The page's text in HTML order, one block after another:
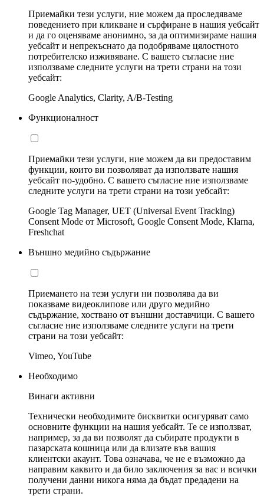
Приемайки тези услуги, ние можем да проследяваме
поведението при кликване и сърфиране в нашия уебсайт
и да го оценяваме анонимно, за да оптимизираме нашия
уебсайт и непрекъснато да подобряваме цялостното
потребителско изживяване. С вашето съгласие ние
използваме следните услуги на трети страни на този
уебсайт:
Google Analytics, Clarity, A/B-Testing
Функционалност
Приемайки тези услуги, ние можем да ви предоставим
функции, които ви позволяват да използвате нашия
уебсайт по-удобно. С вашето съгласие ние използваме
следните услуги на трети страни на този уебсайт:
Google Tag Manager, UET (Universal Event Tracking)
Consent Mode от Microsoft, Google Consent Mode, Klarna,
Freshchat
Външно медийно съдържание
Приемането на тези услуги ни позволява да ви
показваме видеоклипове или друго медийно
съдържание, хоствано от външни доставчици. С вашето
съгласие ние използваме следните услуги на трети
страни на този уебсайт:
Vimeo, YouTube
Необходимо
Винаги активни
Технически необходимите бисквитки осигуряват само
основните функции на нашия уебсайт. Те се използват,
например, за да ви позволят да събирате продукти в
пазарската кошница или да влизате във вашия
клиентски акаунт. Това означава, че не е възможно да
направим каквито и да било заключения за вас и всички
получени данни никога няма да бъдат предадени на
трети страни.